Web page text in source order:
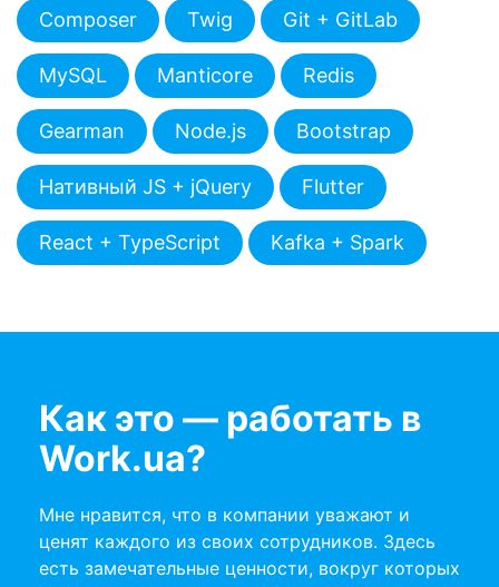
Composer Twig Git + GitLab
MySQL Manticore Redis
Gearman Node.js Bootstrap
Нативный JS + jQuery Flutter
React + TypeScript Kafka + Spark
Продажи
Как это — работать в
Work.ua?
Мне нравится, что в компании уважают и
ценят каждого из своих сотрудников. Здесь
есть замечательные ценности, вокруг которых